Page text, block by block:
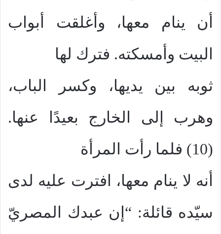
أن ينام معها، وأغلقت أبواب
البيت وأمسكته. فترك لها
ثوبه بين يديها، وكسر الباب،
وهرب إلى الخارج بعيدًا عنها.
(10) فلما رأت المرأة
أنه لا ينام معها، افترت عليه لدى
سيّده قائلة: “إن عبدك المصريّ